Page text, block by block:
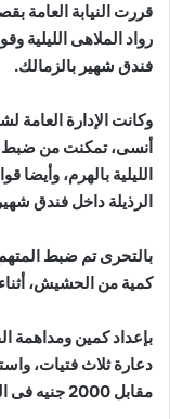
قررت النيابة العامة
فندق شهير بالزمالك.
وكانت الإدارة العامة
أنسى، تمكنت من ضبط
الرذيلة داخل فندق
بالتحرى تم ضبط
كمية من الحشيش،
دعارة ثلاث فتيات،
مقابل 2000 جنيه فى المرة الواحدة.